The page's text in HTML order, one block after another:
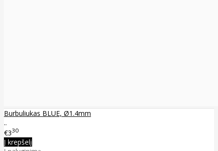
Burbuliukas BLUE, Ø1.4mm
..
€330
Į krepšelį